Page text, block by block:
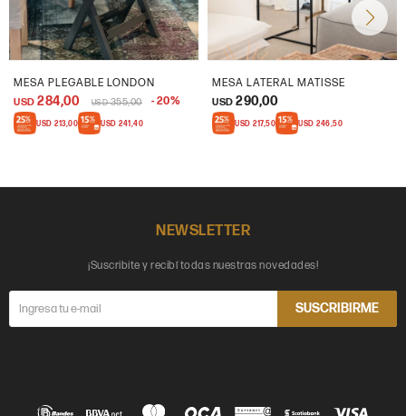
MESA PLEGABLE LONDON
USD 284,00 USD 355,00 20
USD 213,00 USD 241,40
MESA LATERAL MATISSE
USD 290,00
USD 217,50 USD 246,50
NEWSLETTER
¡Suscribite y recibí todas nuestras novedades!
SUSCRIBIRME